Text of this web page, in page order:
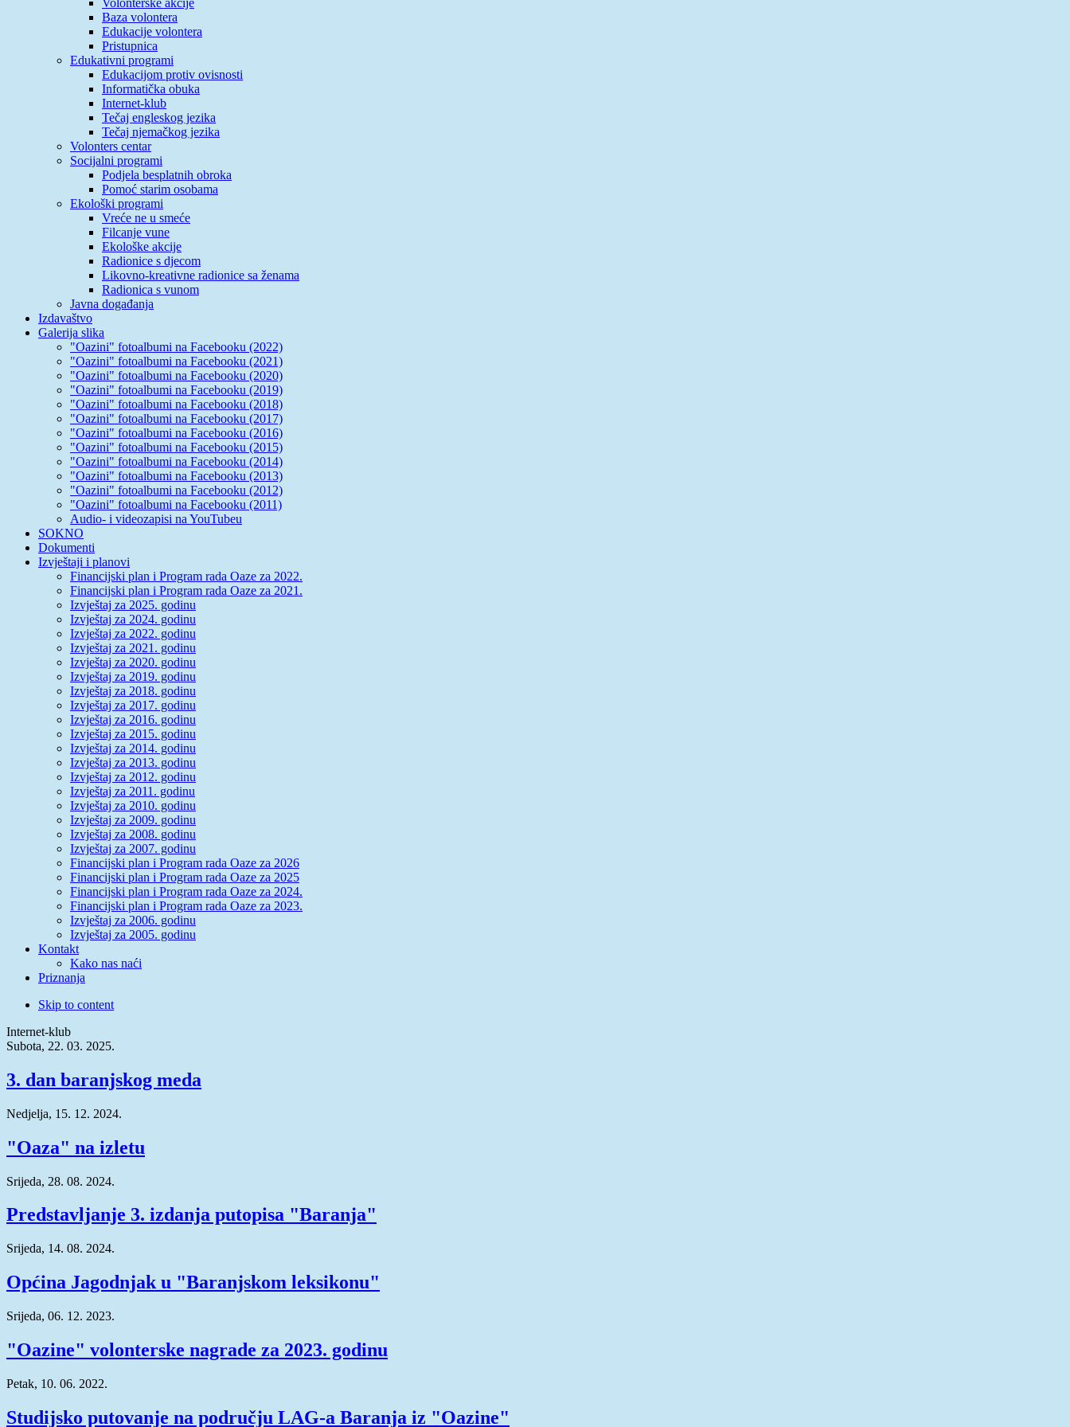
Baza volontera
Edukacije volontera
Pristupnica
Edukativni programi
Edukacijom protiv ovisnosti
Informatička obuka
Internet-klub
Tečaj engleskog jezika
Tečaj njemačkog jezika
Volonters centar
Socijalni programi
Podjela besplatnih obroka
Pomoć starim osobama
Ekološki programi
Vreće ne u smeće
Filcanje vune
Ekološke akcije
Radionice s djecom
Likovno-kreativne radionice sa ženama
Radionica s vunom
Javna događanja
Izdavaštvo
Galerija slika
"Oazini" fotoalbumi na Facebooku (2022)
"Oazini" fotoalbumi na Facebooku (2021)
"Oazini" fotoalbumi na Facebooku (2020)
"Oazini" fotoalbumi na Facebooku (2019)
"Oazini" fotoalbumi na Facebooku (2018)
"Oazini" fotoalbumi na Facebooku (2017)
"Oazini" fotoalbumi na Facebooku (2016)
"Oazini" fotoalbumi na Facebooku (2015)
"Oazini" fotoalbumi na Facebooku (2014)
"Oazini" fotoalbumi na Facebooku (2013)
"Oazini" fotoalbumi na Facebooku (2012)
"Oazini" fotoalbumi na Facebooku (2011)
Audio- i videozapisi na YouTubeu
SOKNO
Dokumenti
Izvještaji i planovi
Financijski plan i Program rada Oaze za 2022.
Financijski plan i Program rada Oaze za 2021.
Izvještaj za 2025. godinu
Izvještaj za 2024. godinu
Izvještaj za 2022. godinu
Izvještaj za 2021. godinu
Izvještaj za 2020. godinu
Izvještaj za 2019. godinu
Izvještaj za 2018. godinu
Izvještaj za 2017. godinu
Izvještaj za 2016. godinu
Izvještaj za 2015. godinu
Izvještaj za 2014. godinu
Izvještaj za 2013. godinu
Izvještaj za 2012. godinu
Izvještaj za 2011. godinu
Izvještaj za 2010. godinu
Izvještaj za 2009. godinu
Izvještaj za 2008. godinu
Izvještaj za 2007. godinu
Financijski plan i Program rada Oaze za 2026
Financijski plan i Program rada Oaze za 2025
Financijski plan i Program rada Oaze za 2024.
Financijski plan i Program rada Oaze za 2023.
Izvještaj za 2006. godinu
Izvještaj za 2005. godinu
Kontakt
Kako nas naći
Priznanja
Skip to content
Internet-klub
Subota, 22. 03. 2025.
3. dan baranjskog meda
Nedjelja, 15. 12. 2024.
"Oaza" na izletu
Srijeda, 28. 08. 2024.
Predstavljanje 3. izdanja putopisa "Baranja"
Srijeda, 14. 08. 2024.
Općina Jagodnjak u "Baranjskom leksikonu"
Srijeda, 06. 12. 2023.
"Oazine" volonterske nagrade za 2023. godinu
Petak, 10. 06. 2022.
Studijsko putovanje na području LAG-a Baranja iz "Oazine"